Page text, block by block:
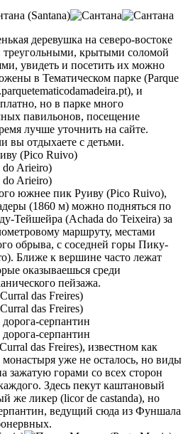
деревушка на северо-востоке
треугольными, крытыми соломой
увидеть и посетить их можно
в Тематическом парке (Parque
и
но в парке много
павильонов, посещение
лучше уточнить на сайте.
вы отдыхаете с детьми.
южнее пик Руиву (Pico Ruivo),
(1860 м) можно подняться по
Тейшейра (Achada do Teixeira) за
маршруту, местами
обрыва, с соседней горы Пику-
Ближе к вершине часто лежат
оказываешься среди
пейзажа.
das Freires), известном как
уже не осталось, но виды
зажатую горами со всех сторон
Здесь пекут каштановый
же ликер (licor de castanda), но
ведущий сюда из Фуншала